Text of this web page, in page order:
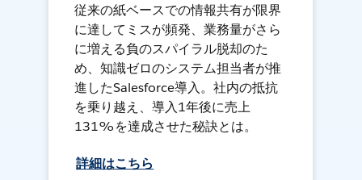
従来の紙ベースでの情報共有が限界
に達してミスが頻発、業務量がさら
に増える負のスパイラル脱却のた
め、知識ゼロのシステム担当者が推
進したSalesforce導入。社内の抵抗
を乗り越え、導入1年後に売上
131%を達成させた秘訣とは。
詳細はこちら